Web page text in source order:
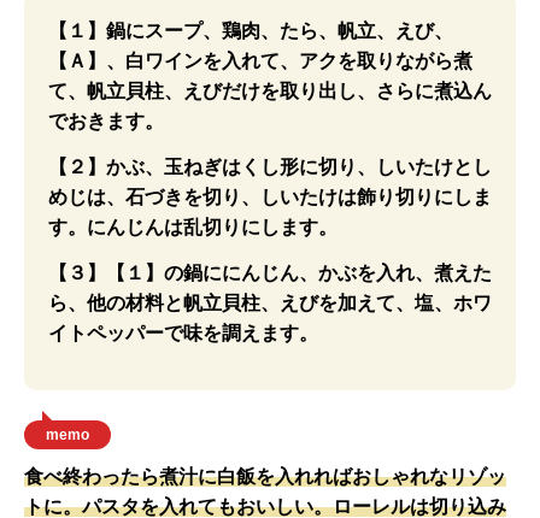
【１】鍋にスープ、鶏肉、たら、帆立、えび、
【Ａ】、白ワインを入れて、アクを取りながら煮
て、帆立貝柱、えびだけを取り出し、さらに煮込ん
でおきます。
【２】かぶ、玉ねぎはくし形に切り、しいたけとし
めじは、石づきを切り、しいたけは飾り切りにしま
す。にんじんは乱切りにします。
【３】【１】の鍋ににんじん、かぶを入れ、煮えた
ら、他の材料と帆立貝柱、えびを加えて、塩、ホワ
イトペッパーで味を調えます。
memo
食べ終わったら煮汁に白飯を入れればおしゃれなリゾッ
トに。パスタを入れてもおいしい。ローレルは切り込み